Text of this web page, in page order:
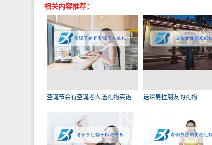
相关内容推荐：
圣诞节会有圣诞老人送礼物英语 送给男性朋友的礼物